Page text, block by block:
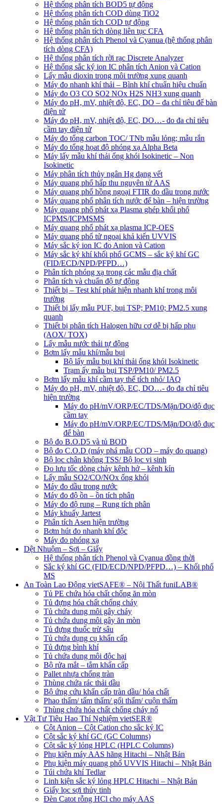
Hệ thống phân tích BOD5 tự động
Hệ thống phân tích COD dùng TiO2
Hệ thống phân tích COD tự động
Hệ thống phân tích dòng liên tục CFA
Hệ thống phân tích Phenol và Cyanua (hệ thống phân
tích dòng CFA)
Hệ thống phân tích rời rạc Discrete Analyzer
Hệ thống sắc ký ion IC phân tích Anion và Cation
Lấy mẫu dioxin trong môi trường xung quanh
Máy đo nhanh khí thải – Bình khí chuẩn hiệu chuẩn
Máy đo O3 CO SO2 NOx H2S NH3 xung quanh
Máy đo pH, mV, nhiệt độ, EC, DO – đa chỉ tiêu để bàn
điện tử
Máy đo pH, mV, nhiệt độ, EC, DO…- đo đa chỉ tiêu
cầm tay điện tử
Máy đo tổng carbon TOC/ TNb mẫu lỏng; mẫu rắn
Máy đo tổng họat độ phóng xạ Alpha Beta
Máy lấy mẫu khí thải ống khói Isokinetic – Non
Isokinetic
Máy phân tích thủy ngân Hg dạng vết
Máy quang phổ hấp thu nguyên tử AAS
Máy quang phổ hồng ngoại FTIR đo dầu trong nước
Máy quang phổ phân tích nước để bàn – hiện trường
Máy quang phổ phát xạ Plasma ghép khối phổ
ICPMS/ICPMSMS
Máy quang phổ phát xạ plasma ICP-OES
Máy quang phổ tử ngoại khả kiến UVVIS
Máy sắc ký ion IC đo Anion và Cation
Máy sắc ký khí khối phổ GCMS – sắc ký khí GC
(FID/ECD/NPD/PFPD…)
Phân tích phóng xạ trong các mẫu địa chất
Phân tích và chuẩn độ tự động
Thiết bị – Test khí phát hiện nhanh khí trong môi
trường
Thiết bị lấy mẫu PUF, bụi TSP; PM10; PM2.5 xung
quanh
Thiết bị phân tích Halogen hữu cơ dễ bị hấp phụ
(AOX/ TOX)
Lấy mẫu nước thải tự động
Bơm lấy mẫu khí/mẫu bụi
Bộ lấy mẫu bụi khí thải ống khói Isokinetic
Trạm ấy mẫu bụi TSP/PM10/ PM2.5
Bơm lấy mẫu khí cầm tay thể tích nhỏ/ IAQ
Máy đo pH, mV, nhiệt độ, EC, DO…- đo đa chỉ tiêu
hiện trường
Máy đo pH/mV/ORP/EC/TDS/Mặn/DO/độ đục
cầm tay
Máy đo pH/mV/ORP/EC/TDS/Mặn/DO/độ đục
để bàn
Bộ đo B.O.D5 và tủ BOD
Bộ đo C.O.D (máy phá mẫu COD – máy đo quang)
Bộ lọc chân không TSS/ Bộ lọc vi sinh
Đo lưu tốc dòng chảy kênh hở – kênh kín
Lấy mẫu SO2/CO/NOx ống khói
Máy đo dầu trong nước
Máy đo độ ồn – ồn tích phân
Máy đo độ rung – Rung tích phân
Máy khuấy Jartest
Phân tích Asen hiện trường
Bơm hút đo nhanh khí độc
Máy đo phóng xạ
Dệt Nhuộm – Sợi – Giấy
Hệ thống phân tích Phenol và Cyanua đồng thời
Sắc ký khí GC (FID/ECD/NPD/PFPD…) – Khối phổ
MS
An Toàn Lao Động vietSAFE® – Nội Thất funiLAB®
Tủ PE chứa hóa chất chống ăn mòn
Tủ đựng hóa chất chống cháy
Tủ chứa dung môi gây cháy
Tủ chứa dung môi gây ăn mòn
Tủ đựng thuốc trừ sâu
Tủ chứa dụng cụ khẩn cấp
Tủ đựng bình khí
Tủ chứa dung môi độc hại
Bộ rửa mắt – tắm khẩn cấp
Pallet nhựa chống tràn
Thùng chứa rác thải dầu
Bộ ứng cứu khẩn cấp tràn dầu/ hóa chất
Phao thấm/ tấm thấm/ gối thấm/ cuộn thấm
Thùng chứa hóa chất chống cháy nổ
Vật Tư Tiêu Hao Thí Nghiệm vietSER®
Cột Anion – Cột Cation cho sắc ký IC
Cột sắc ký khí GC (GC Columns)
Cột sắc ký lỏng HPLC (HPLC Columns)
Phụ kiện máy AAS hãng Hitachi – Nhật Bản
Phụ kiện máy quang phổ UVVIS Hitachi – Nhật Bản
Túi chứa khí Tedlar
Linh kiện sắc ký lỏng HPLC Hitachi – Nhật Bản
Giấy lọc sợi thủy tinh
Đèn Catot rỗng HCl cho máy AAS